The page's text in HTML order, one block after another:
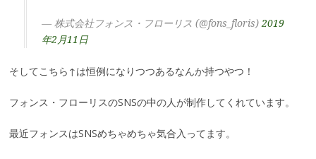
— 株式会社フォンス・フローリス (@fons_floris) 2019
年2月11日
そしてこちら↑は恒例になりつつあるなんか持つやつ！
フォンス・フローリスのSNSの中の人が制作してくれています。
最近フォンスはSNSめちゃめちゃ気合入ってます。